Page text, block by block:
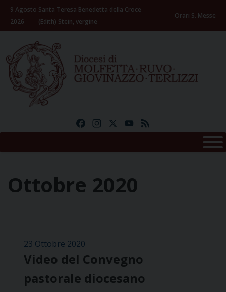
Skip
content
9 Agosto
2026
Santa Teresa Benedetta della Croce
(Edith) Stein, vergine
Orari S. Messe
FacebookInstagramYouTube
Ottobre 2020
23 Ottobre 2020
Video del Convegno
pastorale diocesano